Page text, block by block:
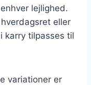
lejlighed.
eller
karry tilpasses til
variationer er